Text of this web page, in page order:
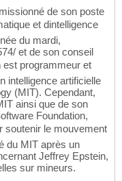
de son poste
et dintelligence
du mardi,
et de son conseil
est programmeur et
intelligence artificielle
(MIT). Cependant,
ainsi que de son
Foundation,
soutenir le mouvement
du MIT après un
Jeffrey Epstein,
sur mineurs.